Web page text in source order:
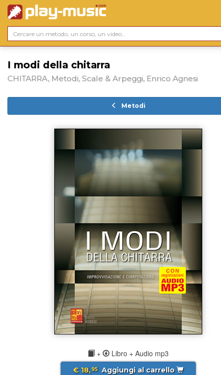
I modi della chitarra
CHITARRA, Metodi, Scale & Arpeggi, Enrico Agnesi
Metodi
+ Libro + Audio mp3
€ 18,95 Aggiungi al carrello